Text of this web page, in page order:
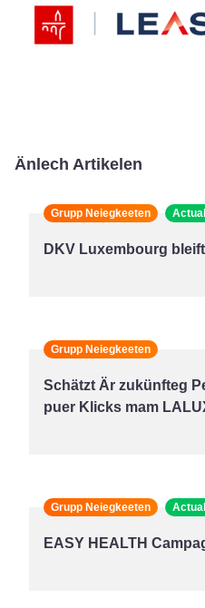
Änlech Artikelen
Grupp Neiegkeeten
DKV Luxembourg
Grupp Neiegkeeten
Schätzt Är zukünfteg
puer Klicks mam
Grupp Neiegkeeten
EASY HEALTH